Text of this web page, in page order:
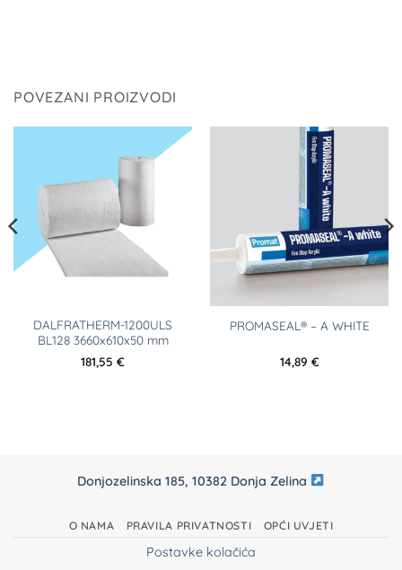
POVEZANI PROIZVODI
DALFRATHERM-1200ULS
BL128 3660x610x50 mm
181,55 €
PROMASEAL® – A WHITE
14,89 €
Donjozelinska 185, 10382 Donja Zelina
O NAMA PRAVILA PRIVATNOSTI OPĆI UVJETI
Postavke kolačića